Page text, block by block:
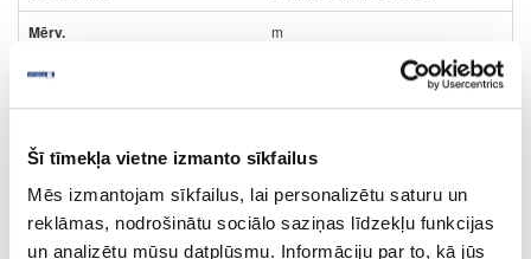
Šī tīmekļa vietne izmanto sīkfailus
Mēs izmantojam sīkfailus, lai personalizētu saturu un
reklāmas, nodrošinātu sociālo saziņas līdzekļu funkcijas
un analizētu mūsu datplūsmu. Informāciju par to, kā jūs
m
7.14